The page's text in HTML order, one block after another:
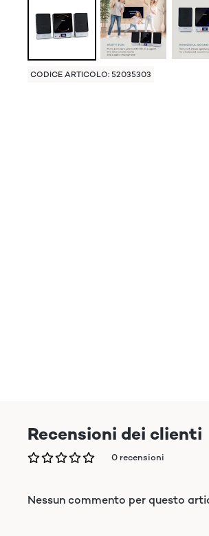
CODICE ARTICOLO: 52035303
Recensioni dei clienti
0 recensioni
Nessun commento per questo